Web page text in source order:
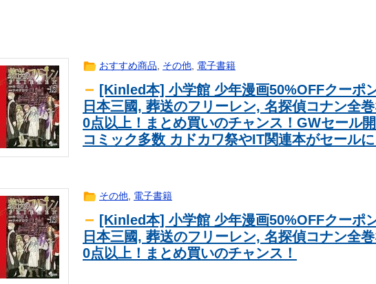
像】元アイドルのピュア美少女がマイクロビキニ姿で大胆ポーズ
ク駐車の練習って何処でした？
像】壮絶ないじめでガチ濡れしてる女子
ク駐車の練習って何処でした？
像】 こういう身体で薄着のピチピチな服着るやつ何考えてるんだよ
像】お前らにどストライクな女の子がこちら
祐希さん、疲労が積み重なり限界・・・
の快進撃を支える”レイノルズ提案の儀式” 決勝2ランの宮下が明かす「儀式を始め
が一つになっている」
像】こういう身体で薄着のピチピチな服着るやつ何考えてるんだよ
像】令和最新版・宇垣美里さん(35)wwwwww
おすすめ商品, その他, 電子書籍
[Kinled本] 小学館 少年漫画50%OFFクーポ
日本三國, 葬送のフリーレン, 名探偵コナン全
0点以上！まとめ買いのチャンス！GWセール
コミック多数 カドカワ祭やIT関連本がセールに
その他, 電子書籍
[Kinled本] 小学館 少年漫画50%OFFクーポ
日本三國, 葬送のフリーレン, 名探偵コナン全
0点以上！まとめ買いのチャンス！